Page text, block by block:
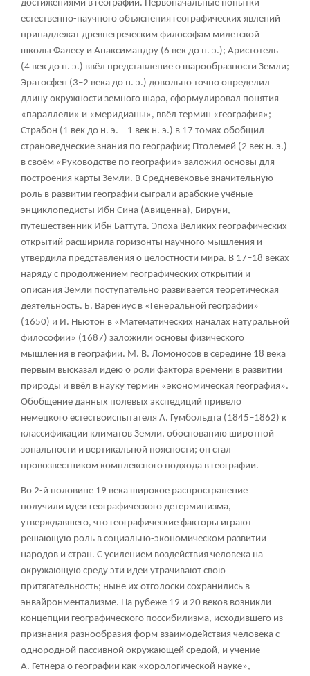
достижениями в географии. Первоначальные попытки
естественно-научного объяснения географических явлений
принадлежат древнегреческим философам милетской
школы Фалесу и Анаксимандру (6 век до н. э.); Аристотель
(4 век до н. э.) ввёл представление о шарообразности Земли;
Эратосфен (3–2 века до н. э.) довольно точно определил
длину окружности земного шара, сформулировал понятия
«параллели» и «меридианы», ввёл термин «география»;
Страбон (1 век до н. э. – 1 век н. э.) в 17 томах обобщил
страноведческие знания по географии; Птолемей (2 век н. э.)
в своём «Руководстве по географии» заложил основы для
построения карты Земли. В Средневековье значительную
роль в развитии географии сыграли арабские учёные-
энциклопедисты Ибн Сина (Авиценна), Бируни,
путешественник Ибн Баттута. Эпоха Великих географических
открытий расширила горизонты научного мышления и
утвердила представления о целостности мира. В 17–18 веках
наряду с продолжением географических открытий и
описания Земли поступательно развивается теоретическая
деятельность. Б. Варениус в «Генеральной географии»
(1650) и И. Ньютон в «Математических началах натуральной
философии» (1687) заложили основы физического
мышления в географии. М. В. Ломоносов в середине 18 века
первым высказал идею о роли фактора времени в развитии
природы и ввёл в науку термин «экономическая география».
Обобщение данных полевых экспедиций привело
немецкого естествоиспытателя А. Гумбольдта (1845–1862) к
классификации климатов Земли, обоснованию широтной
зональности и вертикальной поясности; он стал
провозвестником комплексного подхода в географии.
Во 2-й половине 19 века широкое распространение
получили идеи географического детерминизма,
утверждавшего, что географические факторы играют
решающую роль в социально-экономическом развитии
народов и стран. С усилением воздействия человека на
окружающую среду эти идеи утрачивают свою
притягательность; ныне их отголоски сохранились в
энвайронментализме. На рубеже 19 и 20 веков возникли
концепции географического поссибилизма, исходившего из
признания разнообразия форм взаимодействия человека с
однородной пассивной окружающей средой, и учение
А. Гетнера о географии как «хорологической науке»,